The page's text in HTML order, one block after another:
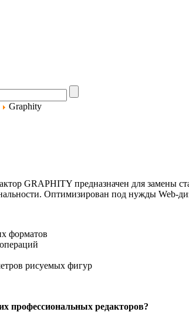
Graphity
GRAPHITY предназначен для замены
Оптимизирован под нужды Web-
форматов
рисуемых фигур
профессиональных редакторов?